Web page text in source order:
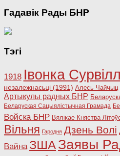
Гадавік Рады БНР
Тэгі
1918 Івонка
незалежнасьці (1991) Алесь Чайчыц
Артыкулы радных БНР
Беларуская Сацыялістычная Грамада
Войска БНР Вялікае Княства
Вільня Гародня Дзень Волі
Вайна ЗША Заявы